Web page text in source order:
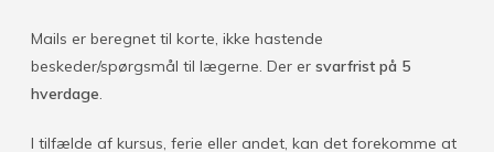
Mails er beregnet til korte, ikke hastende
beskeder/spørgsmål til lægerne. Der er svarfrist på 5
hverdage
I tilfælde af kursus, ferie eller andet, kan det forekomme at